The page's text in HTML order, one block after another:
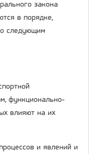
закона
в порядке,
следующим
функционально-
влияют на их
и явлений и